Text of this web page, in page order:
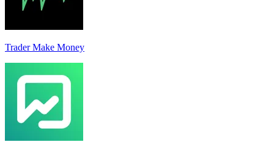
Trader Make Money